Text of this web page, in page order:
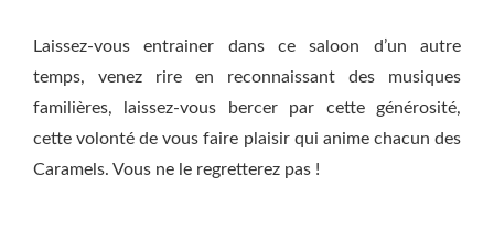
Laissez-vous entrainer dans ce saloon d’un autre
temps, venez rire en reconnaissant des musiques
familières, laissez-vous bercer par cette générosité,
cette volonté de vous faire plaisir qui anime chacun des
Caramels. Vous ne le regretterez pas !